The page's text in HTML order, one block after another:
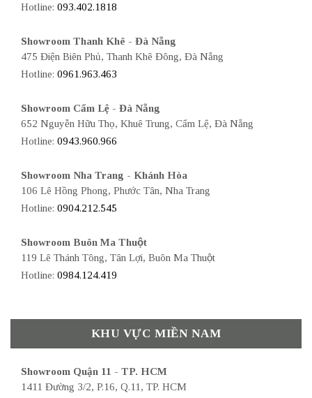
Hotline: 093.402.1818
Showroom Thanh Khê - Đà Nẵng
475 Điện Biên Phủ, Thanh Khê Đông, Đà Nẵng
Hotline: 0961.963.463
Showroom Cẩm Lệ - Đà Nẵng
652 Nguyễn Hữu Thọ, Khuê Trung, Cẩm Lệ, Đà Nẵng
Hotline: 0943.960.966
Showroom Nha Trang - Khánh Hòa
106 Lê Hồng Phong, Phước Tân, Nha Trang
Hotline: 0904.212.545
Showroom Buôn Ma Thuột
119 Lê Thánh Tông, Tân Lợi, Buôn Ma Thuột
Hotline: 0984.124.419
KHU VỰC MIỀN NAM
Showroom Quận 11 - TP. HCM
1411 Đường 3/2, P.16, Q.11, TP. HCM